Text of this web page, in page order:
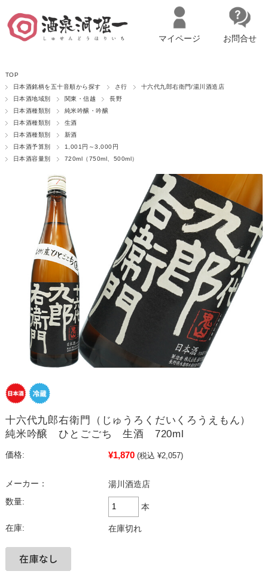
マイページへログイン カートをみる
マイページ お問合せ
TOP
日本酒銘柄を五十音順から探す
さ行
十六代九郎右衛門/湯川酒造店
日本酒地域別
関東・信越
長野
日本酒種類別
純米吟醸・吟醸
日本酒種類別
生酒
日本酒種類別
新酒
日本酒予算別
1,001円～3,000円
日本酒容量別
720ml（750ml、500ml）
十六代九郎右衛門（じゅうろくだいくろうえもん）
純米吟醸 ひとごごち 生酒 720ml
価格: ¥1,870 (税込 ¥2,057)
メーカー：
湯川酒造店
数量:
本
在庫: 在庫切れ